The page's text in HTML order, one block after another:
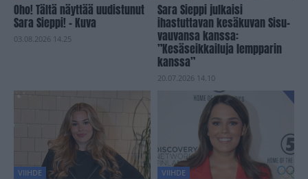
Oho! Tältä näyttää uudistunut
Sara Sieppi! – Kuva
03.08.2026 14.25
Sara Sieppi julkaisi
ihastuttavan kesäkuvan Sisu-
vauvansa kanssa:
”Kesäseikkailuja lempparin
kanssa”
20.07.2026 14.10
VIIHDE VIIHDE